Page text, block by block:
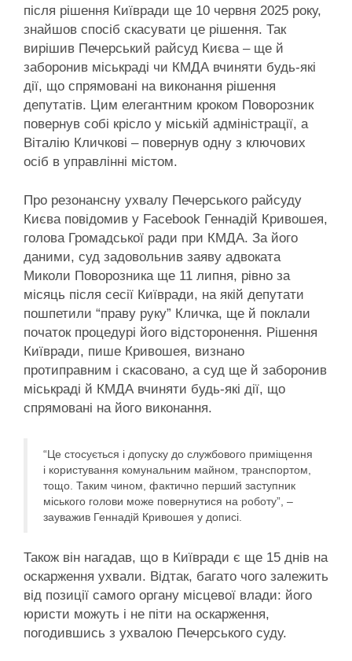
після рішення Київради ще 10 червня 2025 року,
знайшов спосіб скасувати це рішення. Так
вирішив Печерський райсуд Києва – ще й
заборонив міськраді чи КМДА вчиняти будь-які
дії, що спрямовані на виконання рішення
депутатів. Цим елегантним кроком Поворозник
повернув собі крісло у міській адміністрації, а
Віталію Кличкові – повернув одну з ключових
осіб в управлінні містом.
Про резонансну ухвалу Печерського райсуду
Києва повідомив у Facebook Геннадій Кривошея,
голова Громадської ради при КМДА. За його
даними, суд задовольнив заяву адвоката
Миколи Поворозника ще 11 липня, рівно за
місяць після сесії Київради, на якій депутати
пошпетили “праву руку” Кличка, ще й поклали
початок процедурі його відсторонення. Рішення
Київради, пише Кривошея, визнано
протиправним і скасовано, а суд ще й заборонив
міськраді й КМДА вчиняти будь-які дії, що
спрямовані на його виконання.
“Це стосується і допуску до службового приміщення
і користування комунальним майном, транспортом,
тощо. Таким чином, фактично перший заступник
міського голови може повернутися на роботу”, –
зауважив Геннадій Кривошея у дописі.
Також він нагадав, що в Київради є ще 15 днів на
оскарження ухвали. Відтак, багато чого залежить
від позиції самого органу місцевої влади: його
юристи можуть і не піти на оскарження,
погодившись з ухвалою Печерського суду.